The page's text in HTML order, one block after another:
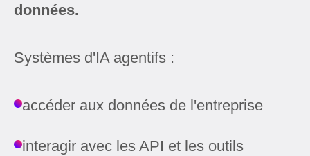
données.
Systèmes d'IA agentifs :
accéder aux données de l'entreprise
interagir avec les API et les outils